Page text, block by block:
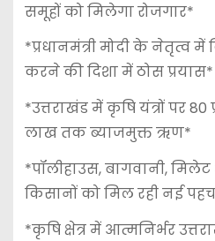
समूहों को मिलेगा रोजगार*
*प्रधानमंत्री मोदी के नेतृत्व
करने की दिशा में ठोस प्रयास*
*उत्तराखंड में कृषि यंत्रों पर
लाख तक ब्याजमुक्त ऋण*
*पॉलीहाउस, बागवानी,
किसानों को मिल रही नई
*कृषि क्षेत्र में आत्मनिर्भर